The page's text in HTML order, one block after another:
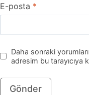
E-posta *
Daha sonraki
adresim bu tarayıcıya